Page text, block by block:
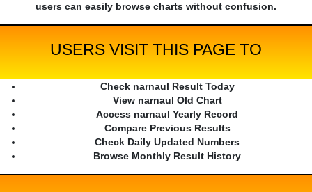
users can easily browse charts without confusion.
USERS VISIT THIS PAGE TO
Check narnaul Result Today
View narnaul Old Chart
Access narnaul Yearly Record
Compare Previous Results
Check Daily Updated Numbers
Browse Monthly Result History